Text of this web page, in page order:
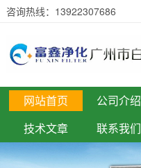
咨询热线：13922307686
网站首页 公司介绍
技术文章
联系我们